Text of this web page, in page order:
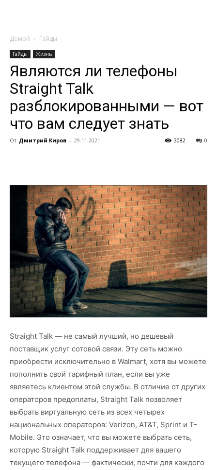
Домой Гайды
Гайды Жизнь
Являются ли телефоны
Straight Talk
разблокированными — вот
что вам следует знать
От Дмитрий Киров - 29.11.2021 0
3082
Straight Talk — не самый лучший, но дешевый
поставщик услуг сотовой связи. Эту сеть можно
приобрести исключительно в Walmart, хотя вы можете
пополнить свой тарифный план, если вы уже
являетесь клиентом этой службы. В отличие от других
операторов предоплаты, Straight Talk позволяет
выбрать виртуальную сеть из всех четырех
национальных операторов: Verizon, AT&T, Sprint и T-
Mobile. Это означает, что вы можете выбрать сеть,
которую Straight Talk поддерживает для вашего
текущего телефона — фактически, почти для каждого